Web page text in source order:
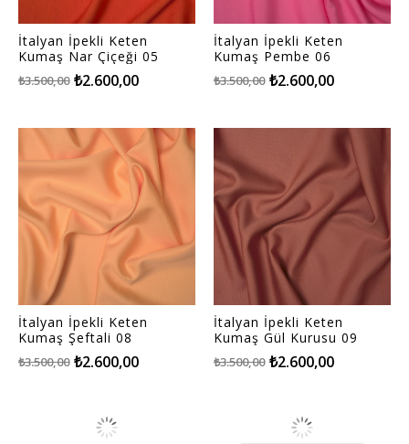
İtalyan İpekli Keten
Kumaş Nar Çiçeği 05
₺2.600,00
₺3.500,00
İtalyan İpekli Keten
Kumaş Pembe 06
₺2.600,00
₺3.500,00
İtalyan İpekli Keten
Kumaş Şeftali 08
₺2.600,00
₺3.500,00
İtalyan İpekli Keten
Kumaş Gül Kurusu 09
₺2.600,00
₺3.500,00